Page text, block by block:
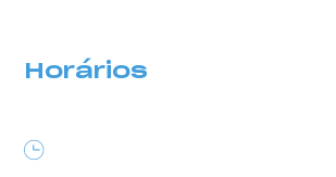
Horários